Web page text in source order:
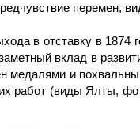
перемен,
в отставку в 1874
вклад в
медалями и
работ (виды Ялты,